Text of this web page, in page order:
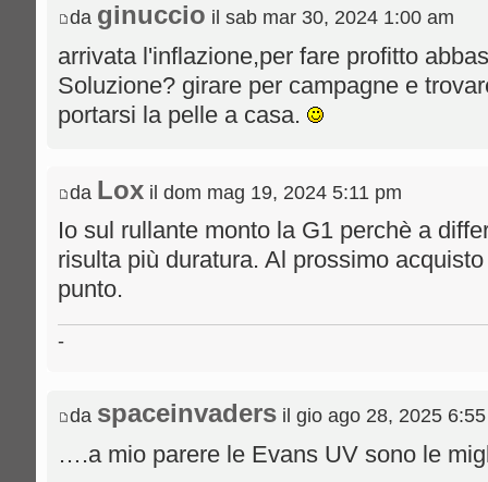
da ginuccio il sab mar 30, 2024 1:00 am
arrivata l'inflazione,per fare profitto
Soluzione? girare per campagne e
portarsi la pelle a casa.
da Lox il dom mag 19, 2024 5:11 pm
Io sul rullante monto la G1 perchè a
risulta più duratura. Al prossimo
punto.
-
da spaceinvaders il gio ago 28, 2025
….a mio parere le Evans UV sono le